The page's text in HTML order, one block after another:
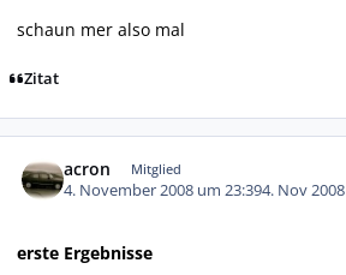
schaun mer also mal
Zitat
acron Mitglied
4. November 2008 um 23:394. Nov 2008
erste Ergebnisse